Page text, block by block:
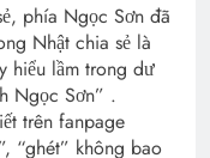
phía Ngọc Sơn đã
Nhật chia sẻ là
hiểu lầm trong dư
Ngọc Sơn” .
trên fanpage
“ghét” không bao